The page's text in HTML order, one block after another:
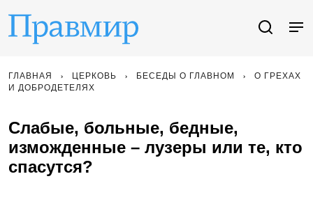
ГЛАВНАЯ ЦЕРКОВЬ БЕСЕДЫ О ГЛАВНОМ
О ГРЕХАХ
И ДОБРОДЕТЕЛЯХ
Слабые, больные, бедные,
изможденные – лузеры или те, кто
спасутся?